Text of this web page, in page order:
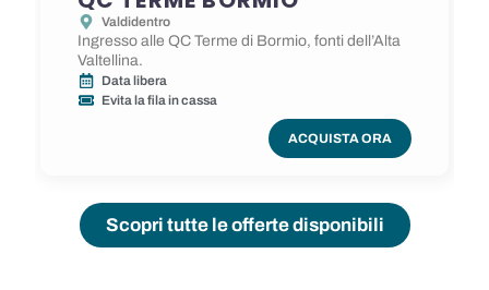
Valdidentro
Ingresso alle QC Terme di Bormio, fonti dell’Alta
Valtellina.
Data libera
Evita la fila in cassa
ACQUISTA ORA
Scopri tutte le offerte disponibili